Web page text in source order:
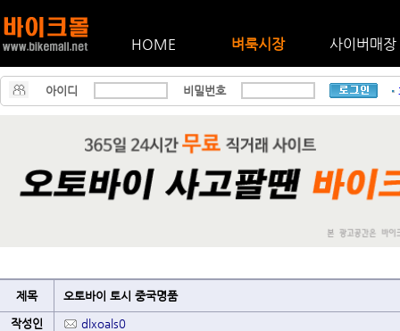
HOME 벼룩시장 사이버매장
아이디 비밀번호
제목 오토바이 토시 중국명품
작성인
dlxoals0